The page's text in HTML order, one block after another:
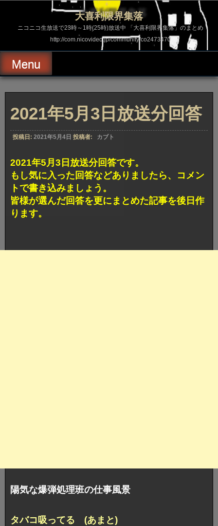
ス
ッ
プ
大喜利限界集落
ニコニコ生放送で23時～1時(25時)放送中 「大喜利限界集落」のまとめ
http://com.nicovideo.jp/community/co2473470
Menu
2021年5月3日放送分回答
投稿日: 2021年5月4日 投稿者: カブト
2021年5月3日放送分回答です。
もし気に入った回答などありましたら、コメン
トで書き込みましょう。
皆様が選んだ回答を更にまとめた記事を後日作
ります。
陽気な爆弾処理班の仕事風景
タバコ吸ってる (あまと)